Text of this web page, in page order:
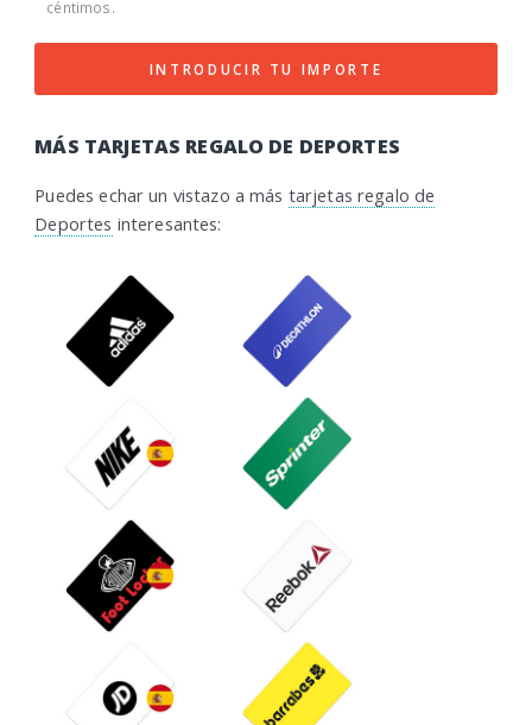
céntimos.
INTRODUCIR TU IMPORTE
MÁS TARJETAS REGALO DE DEPORTES
Puedes echar un vistazo a más tarjetas regalo de
Deportes interesantes: